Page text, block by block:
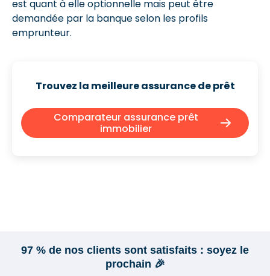
est quant à elle optionnelle mais peut être
demandée par la banque selon les profils
emprunteur.
Trouvez la meilleure assurance de prêt
Comparateur assurance prêt
immobilier